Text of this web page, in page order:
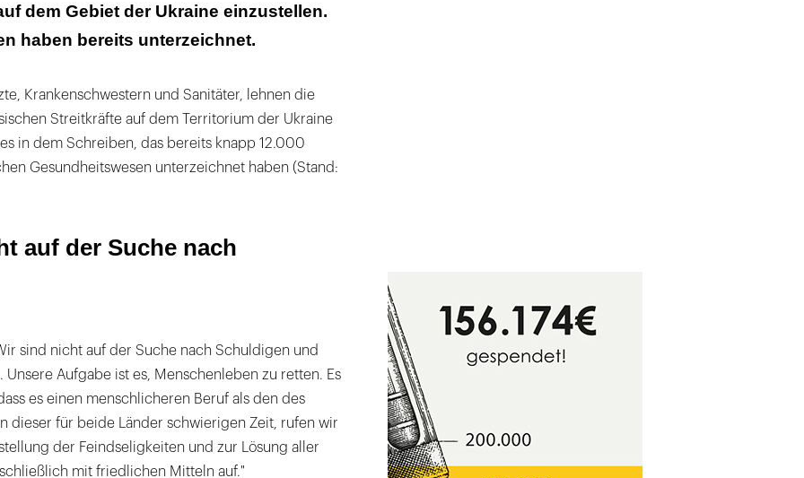
dem Gebiet der Ukraine einzustellen.
haben bereits unterzeichnet.
Krankenschwestern und Sanitäter, lehnen die
Streitkräfte auf dem Territorium der Ukraine
in dem Schreiben, das bereits knapp 12.000
Gesundheitswesen unterzeichnet haben (Stand:
auf der Suche nach
sind nicht auf der Suche nach Schuldigen und
Aufgabe ist es, Menschenleben zu retten. Es
es einen menschlicheren Beruf als den des
dieser für beide Länder schwierigen Zeit, rufen wir
der Feindseligkeiten und zur Lösung aller
mit friedlichen Mitteln auf."